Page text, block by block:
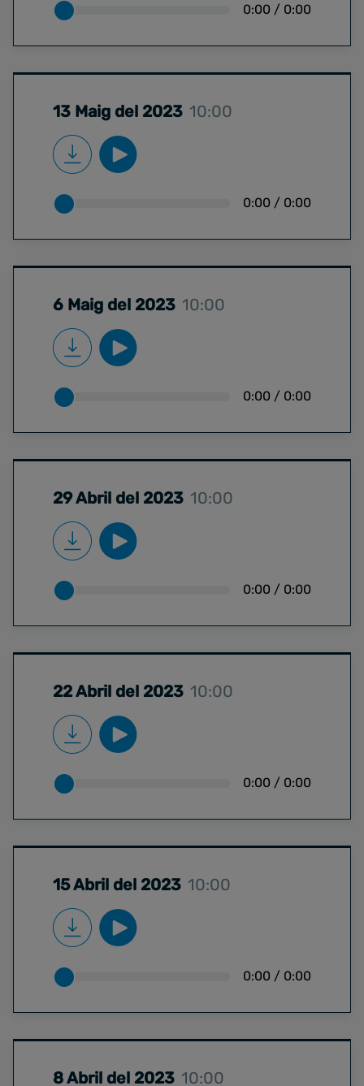
0:00 / 0:00
13 Maig del 2023 10:00
0:00 / 0:00
6 Maig del 2023 10:00
0:00 / 0:00
29 Abril del 2023 10:00
0:00 / 0:00
22 Abril del 2023 10:00
0:00 / 0:00
15 Abril del 2023 10:00
0:00 / 0:00
8 Abril del 2023 10:00